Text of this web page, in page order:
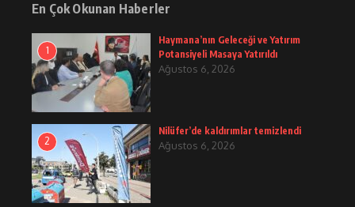
En Çok Okunan Haberler
1
Haymana’nın Geleceği ve Yatırım
Potansiyeli Masaya Yatırıldı
Ağustos 6, 2026
2
Nilüfer’de kaldırımlar temizlendi
Ağustos 6, 2026